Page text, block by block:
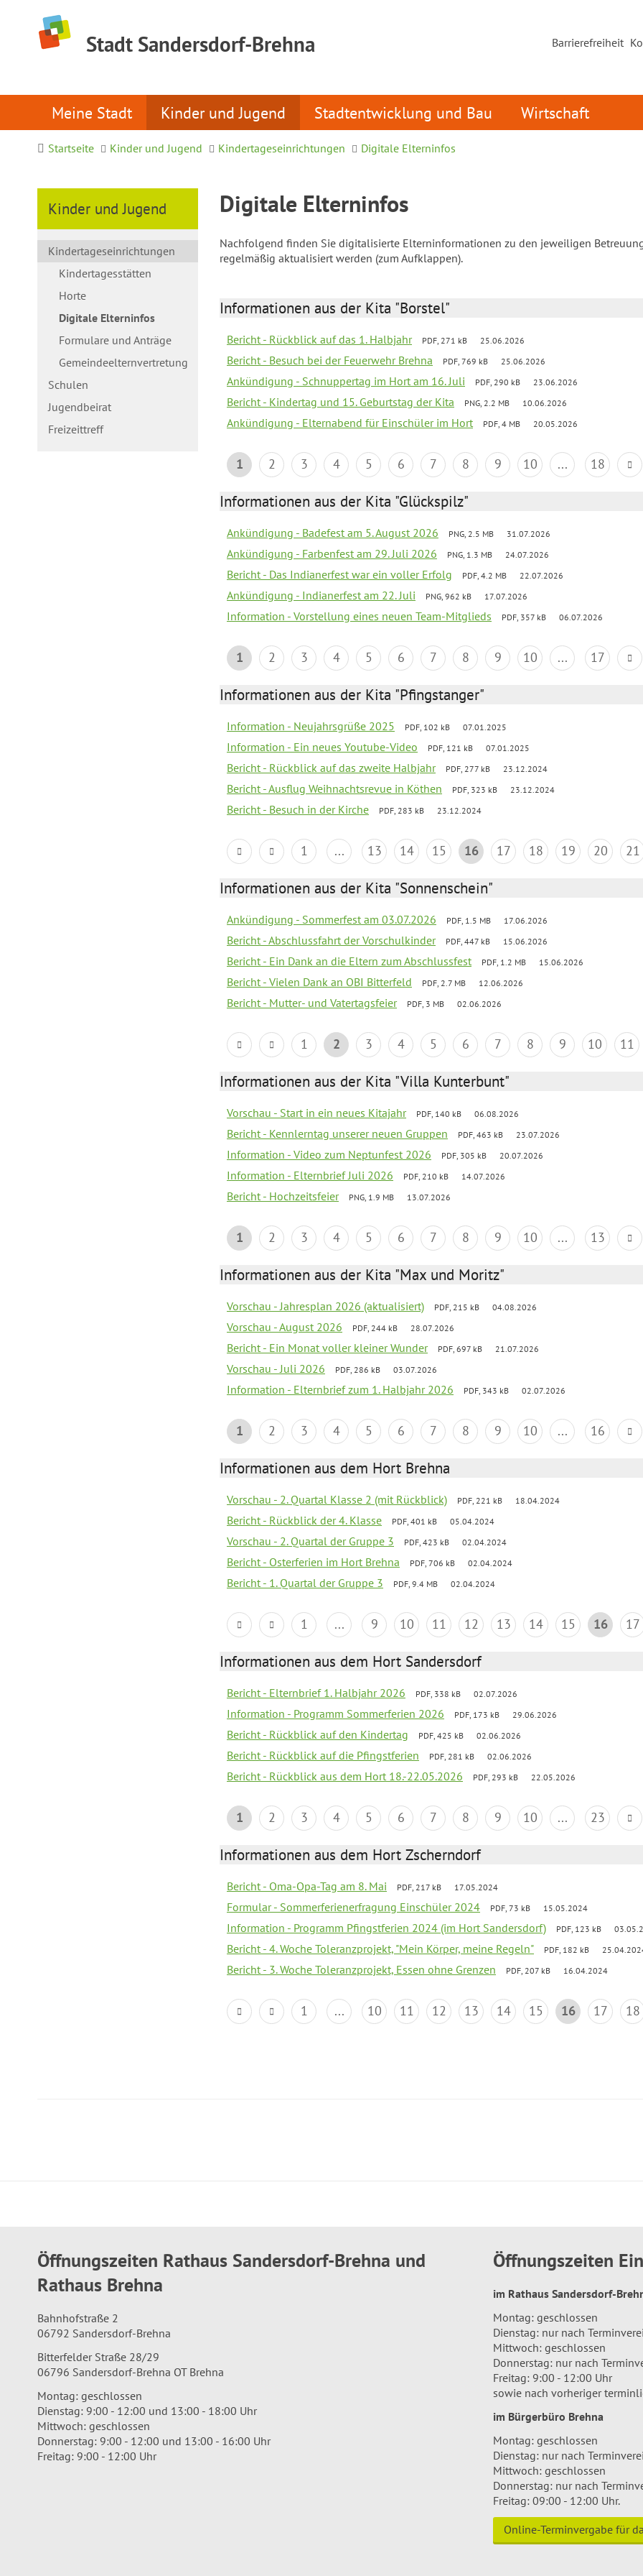
Stadt Sandersdorf-Brehna Barrierefreiheit
Meine Stadt Kinder und Jugend Stadtentwicklung und Bau Wirtschaft
Startseite Kinder und Jugend Kindertageseinrichtungen Digitale Elterninfos
Kinder und Jugend
Kindertageseinrichtungen
Kindertagesstätten
Horte
Digitale Elterninfos
Formulare und Anträge
Gemeindeelternvertretung
Schulen
Jugendbeirat
Freizeittreff
Digitale Elterninfos
Nachfolgend finden Sie digitalisierte Elterninformationen zu den jeweiligen
regelmäßig aktualisiert werden (zum Aufklappen).
Informationen aus der Kita "Borstel"
Bericht - Rückblick auf das 1. Halbjahr PDF, 271 kB 25.06.2026
Bericht - Besuch bei der Feuerwehr Brehna PDF, 769 kB 25.06.2026
Ankündigung - Schnuppertag im Hort am 16. Juli PDF, 290 kB 23.06.2026
Bericht - Kindertag und 15. Geburtstag der Kita PNG, 2.2 MB 10.06.2026
Ankündigung - Elternabend für Einschüler im Hort PDF, 4 MB 20.05.2026
1 2 3 4 5 6 7 8 9 10 ... 18
Informationen aus der Kita "Glückspilz"
Ankündigung - Badefest am 5. August 2026 PNG, 2.5 MB 31.07.2026
Ankündigung - Farbenfest am 29. Juli 2026 PNG, 1.3 MB 24.07.2026
Bericht - Das Indianerfest war ein voller Erfolg PDF, 4.2 MB 22.07.2026
Ankündigung - Indianerfest am 22. Juli PNG, 962 kB 17.07.2026
Information - Vorstellung eines neuen Team-Mitglieds PDF, 357 kB 06.07.2026
1 2 3 4 5 6 7 8 9 10 ... 17
Informationen aus der Kita "Pfingstanger"
Information - Neujahrsgrüße 2025 PDF, 102 kB 07.01.2025
Information - Ein neues Youtube-Video PDF, 121 kB 07.01.2025
Bericht - Rückblick auf das zweite Halbjahr PDF, 277 kB 23.12.2024
Bericht - Ausflug Weihnachtsrevue in Köthen PDF, 323 kB 23.12.2024
Bericht - Besuch in der Kirche PDF, 283 kB 23.12.2024
1 ... 13 14 15 16 17 18 19 20 21
Informationen aus der Kita "Sonnenschein"
Ankündigung - Sommerfest am 03.07.2026 PDF, 1.5 MB 17.06.2026
Bericht - Abschlussfahrt der Vorschulkinder PDF, 447 kB 15.06.2026
Bericht - Ein Dank an die Eltern zum Abschlussfest PDF, 1.2 MB 15.06.2026
Bericht - Vielen Dank an OBI Bitterfeld PDF, 2.7 MB 12.06.2026
Bericht - Mutter- und Vatertagsfeier PDF, 3 MB 02.06.2026
1 2 3 4 5 6 7 8 9 10 11
Informationen aus der Kita "Villa Kunterbunt"
Vorschau - Start in ein neues Kitajahr PDF, 140 kB 06.08.2026
Bericht - Kennlerntag unserer neuen Gruppen PDF, 463 kB 23.07.2026
Information - Video zum Neptunfest 2026 PDF, 305 kB 20.07.2026
Information - Elternbrief Juli 2026 PDF, 210 kB 14.07.2026
Bericht - Hochzeitsfeier PNG, 1.9 MB 13.07.2026
1 2 3 4 5 6 7 8 9 10 ... 13
Informationen aus der Kita "Max und Moritz"
Vorschau - Jahresplan 2026 (aktualisiert) PDF, 215 kB 04.08.2026
Vorschau - August 2026 PDF, 244 kB 28.07.2026
Bericht - Ein Monat voller kleiner Wunder PDF, 697 kB 21.07.2026
Vorschau - Juli 2026 PDF, 286 kB 03.07.2026
Information - Elternbrief zum 1. Halbjahr 2026 PDF, 343 kB 02.07.2026
1 2 3 4 5 6 7 8 9 10 ... 16
Informationen aus dem Hort Brehna
Vorschau - 2. Quartal Klasse 2 (mit Rückblick) PDF, 221 kB 18.04.2024
Bericht - Rückblick der 4. Klasse PDF, 401 kB 05.04.2024
Vorschau - 2. Quartal der Gruppe 3 PDF, 423 kB 02.04.2024
Bericht - Osterferien im Hort Brehna PDF, 706 kB 02.04.2024
Bericht - 1. Quartal der Gruppe 3 PDF, 9.4 MB 02.04.2024
1 ... 9 10 11 12 13 14 15 16 17
Informationen aus dem Hort Sandersdorf
Bericht - Elternbrief 1. Halbjahr 2026 PDF, 338 kB 02.07.2026
Information - Programm Sommerferien 2026 PDF, 173 kB 29.06.2026
Bericht - Rückblick auf den Kindertag PDF, 425 kB 02.06.2026
Bericht - Rückblick auf die Pfingstferien PDF, 281 kB 02.06.2026
Bericht - Rückblick aus dem Hort 18.-22.05.2026 PDF, 293 kB 22.05.2026
1 2 3 4 5 6 7 8 9 10 ... 23
Informationen aus dem Hort Zscherndorf
Bericht - Oma-Opa-Tag am 8. Mai PDF, 217 kB 17.05.2024
Formular - Sommerferienerfragung Einschüler 2024 PDF, 73 kB 15.05.2024
Information - Programm Pfingstferien 2024 (im Hort Sandersdorf) PDF, 123 kB
Bericht - 4. Woche Toleranzprojekt, "Mein Körper, meine Regeln" PDF, 182 kB
Bericht - 3. Woche Toleranzprojekt, Essen ohne Grenzen PDF, 207 kB 16.04.2024
1 ... 10 11 12 13 14 15 16 17 18
Öffnungszeiten Rathaus Sandersdorf-Brehna und
Rathaus Brehna
Bahnhofstraße 2
06792 Sandersdorf-Brehna
Bitterfelder Straße 28/29
06796 Sandersdorf-Brehna OT Brehna
Montag: geschlossen
Dienstag: 9:00 - 12:00 und 13:00 - 18:00 Uhr
Mittwoch: geschlossen
Donnerstag: 9:00 - 12:00 und 13:00 - 16:00 Uhr
Freitag: 9:00 - 12:00 Uhr
Öffnungszeiten
im Rathaus Sandersdorf-
Montag: geschlossen
Dienstag: nur nach
Mittwoch: geschlossen
Donnerstag: nur nach
Freitag: 9:00 - 12:00 Uhr
sowie nach vorheriger
im Bürgerbüro Brehna
Montag: geschlossen
Dienstag: nur nach
Mittwoch: geschlossen
Donnerstag: nur nach
Freitag: 09:00 - 12:00 Uhr.
Online-Terminvergabe für